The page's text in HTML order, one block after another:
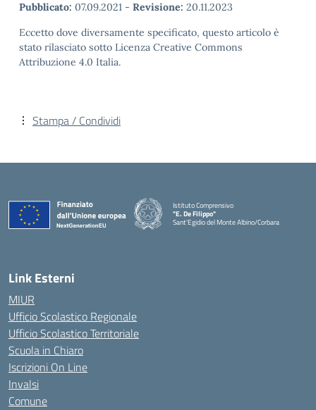
Pubblicato: 07.09.2021 - Revisione: 20.11.2023
Eccetto dove diversamente specificato, questo articolo è
stato rilasciato sotto Licenza Creative Commons
Attribuzione 4.0 Italia.
Stampa / Condividi
Istituto Comprensivo
"E. De Filippo"
Sant'Egidio del Monte Albino/Corbara
Link Esterni
MIUR
Ufficio Scolastico Regionale
Ufficio Scolastico Territoriale
Scuola in Chiaro
Iscrizioni On Line
Invalsi
Comune